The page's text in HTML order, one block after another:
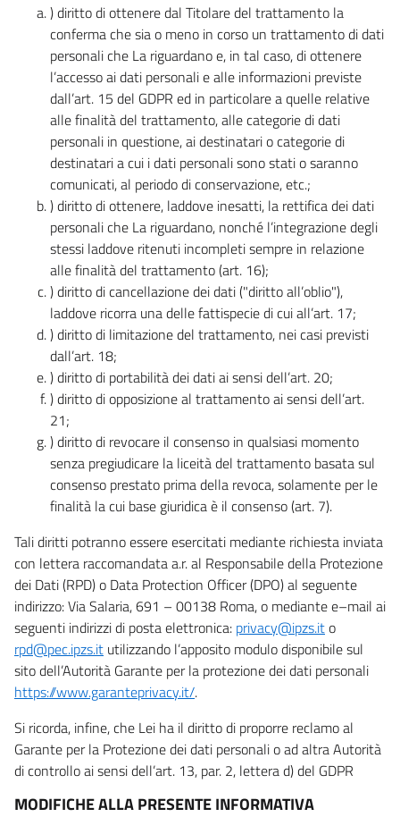
) diritto di ottenere dal Titolare del trattamento la
conferma che sia o meno in corso un trattamento di dati
personali che La riguardano e, in tal caso, di ottenere
l’accesso ai dati personali e alle informazioni previste
dall’art. 15 del GDPR ed in particolare a quelle relative
alle finalità del trattamento, alle categorie di dati
personali in questione, ai destinatari o categorie di
destinatari a cui i dati personali sono stati o saranno
comunicati, al periodo di conservazione, etc.;
) diritto di ottenere, laddove inesatti, la rettifica dei dati
personali che La riguardano, nonché l’integrazione degli
stessi laddove ritenuti incompleti sempre in relazione
alle finalità del trattamento (art. 16);
) diritto di cancellazione dei dati ("diritto all’oblio"),
laddove ricorra una delle fattispecie di cui all’art. 17;
) diritto di limitazione del trattamento, nei casi previsti
dall’art. 18;
) diritto di portabilità dei dati ai sensi dell’art. 20;
) diritto di opposizione al trattamento ai sensi dell’art.
21;
) diritto di revocare il consenso in qualsiasi momento
senza pregiudicare la liceità del trattamento basata sul
consenso prestato prima della revoca, solamente per le
finalità la cui base giuridica è il consenso (art. 7).
Tali diritti potranno essere esercitati mediante richiesta inviata
con lettera raccomandata a.r. al Responsabile della Protezione
dei Dati (RPD) o Data Protection Officer (DPO) al seguente
indirizzo: Via Salaria, 691 – 00138 Roma, o mediante e–mail ai
seguenti indirizzi di posta elettronica: privacy@ipzs.ito
rpd@pec.ipzs.it utilizzando l’apposito modulo disponibile sul
sito dell’Autorità Garante per la protezione dei dati personali
https://www.garanteprivacy.it/.
Si ricorda, infine, che Lei ha il diritto di proporre reclamo al
Garante per la Protezione dei dati personali o ad altra Autorità
di controllo ai sensi dell’art. 13, par. 2, lettera d) del GDPR
MODIFICHE ALLA PRESENTE INFORMATIVA